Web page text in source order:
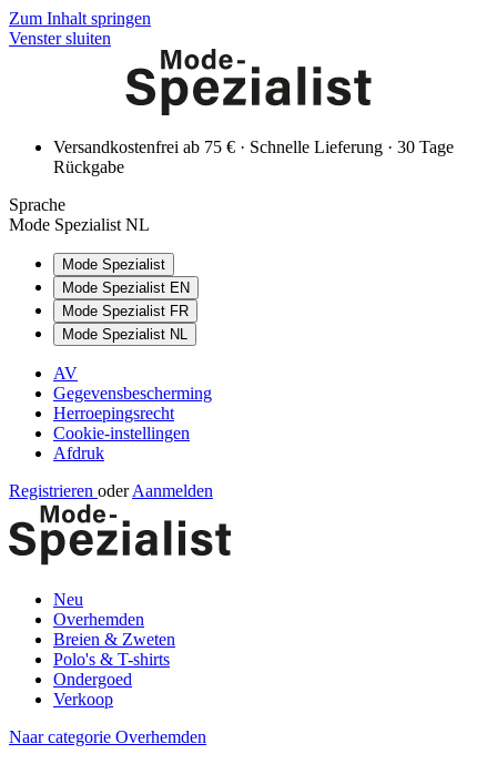
Zum Inhalt springen
Venster sluiten
Versandkostenfrei ab 75 € · Schnelle Lieferung · 30 Tage
Rückgabe
Sprache
Mode Spezialist NL
Mode Spezialist
Mode Spezialist EN
Mode Spezialist FR
Mode Spezialist NL
AV
Gegevensbescherming
Herroepingsrecht
Cookie-instellingen
Afdruk
Registrieren oder Aanmelden
Neu
Overhemden
Breien & Zweten
Polo's & T-shirts
Ondergoed
Verkoop
Naar categorie Overhemden